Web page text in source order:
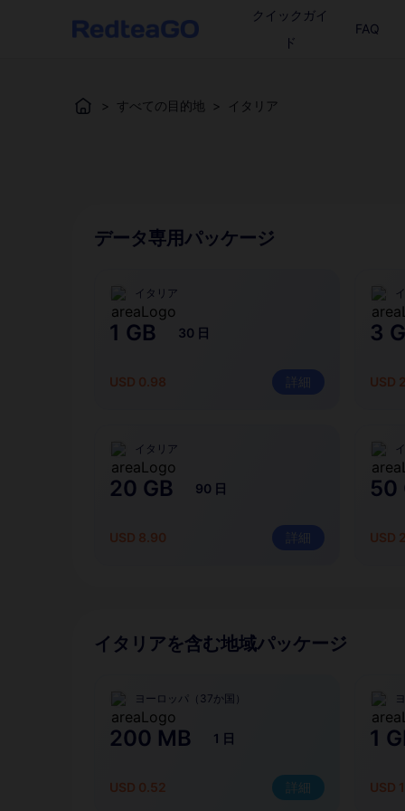
クイックガイ
ド
FAQ
> すべての目的地 > イタリア
データ専用パッケージ
イタリア
1 GB 30 日
USD 0.98 詳細
3
USD
イタリア
20 GB 90 日
USD 8.90 詳細
50
USD
イタリアを含む地域パッケージ
ヨーロッパ（37か国）
200 MB 1 日
USD 0.52 詳細
1
USD